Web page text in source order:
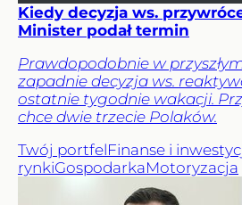
Kiedy decyzja ws.
Minister podał termin
Prawdopodobnie w
zapadnie decyzja ws.
ostatnie tygodnie wakacji.
chce dwie trzecie Polaków.
Twój portfelFinanse i
rynkiGospodarkaMotoryzacja